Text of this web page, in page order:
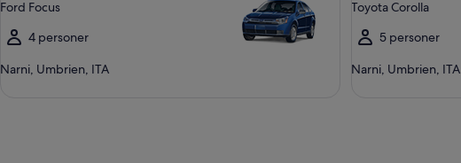
Ford Focus
4 personer
Narni, Umbrien, ITA
Toyota Corolla
5 personer
Narni, Umbrien, ITA